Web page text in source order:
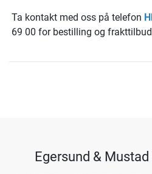
Ta kontakt med oss på telefon
69 00 for bestilling og
Egersund &